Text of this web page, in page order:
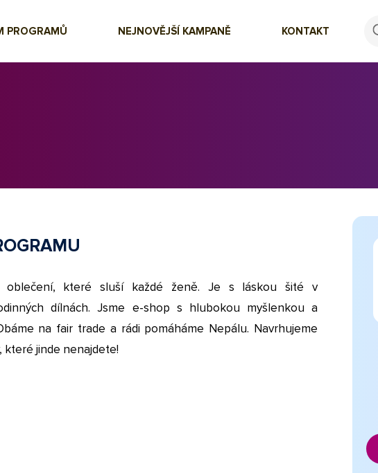
PROGRAMŮ NEJNOVĚJŠÍ KAMPANĚ KONTAKT
oblečení, které sluší každé ženě. Je s láskou šité v
dílnách. Jsme e-shop s hlubokou myšlenkou a
na fair trade a rádi pomáháme Nepálu. Navrhujeme
které jinde nenajdete!